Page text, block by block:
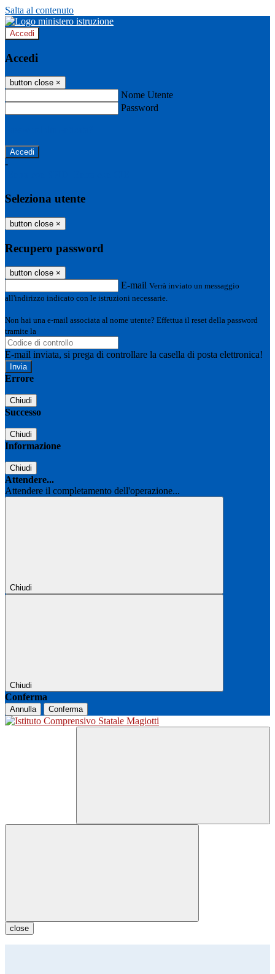
Salta al contenuto
Accedi
Accedi
button close ×
Nome Utente
Password
-
Seleziona utente
button close ×
Recupero password
button close ×
E-mail Verrà inviato un messaggio
all'indirizzo indicato con le istruzioni necessarie.
Non hai una e-mail associata al nome utente? Effettua il reset della password
tramite la
E-mail inviata, si prega di controllare la casella di posta elettronica!
Errore
Chiudi
Successo
Chiudi
Informazione
Chiudi
Attendere...
Attendere il completamento dell'operazione...
Chiudi
Chiudi
Conferma
Annulla Conferma
close